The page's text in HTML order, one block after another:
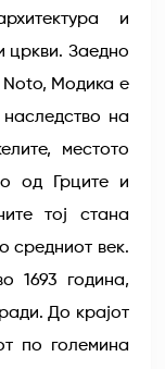
и
цркви. Заедно
Noto, Модика е
на
местото
од Грците и
тој стана
средниот век.
1693 година,
До крајот
по големина